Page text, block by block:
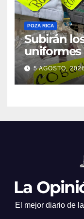
POZA RICA
Subirán
uniformes
5 AGOSTO,
La
El mejor diario de